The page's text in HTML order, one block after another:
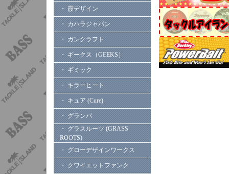
・ 霞デザイン
・ カハラジャパン
・ ガンクラフト
・ ギークス（GEEKS）
・ ギミック
・ キラーヒート
・ キュア (Cure)
・ グランパ
・ グラスルーツ (GRASS
ROOTS)
・ グローデザインワークス
・ クワイエットファンク